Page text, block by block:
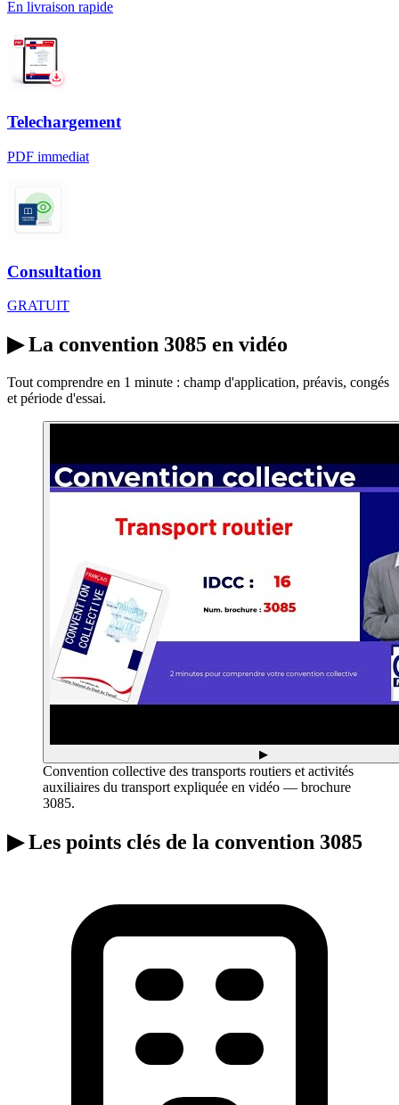
En livraison rapide
Telechargement
PDF immediat
Consultation
GRATUIT
▶La convention 3085 en vidéo
Tout comprendre en 1 minute : champ d'application, préavis, congés
et période d'essai.
▶
Convention collective des transports routiers et activités
auxiliaires du transport expliquée en vidéo — brochure
3085.
▶Les points clés de la convention 3085